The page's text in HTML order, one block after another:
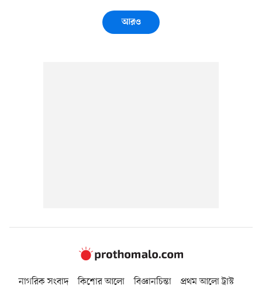
আরও
নাগরিক সংবাদ কিশোর আলো বিজ্ঞানচিন্তা
প্রথম আলো ট্রাস্ট